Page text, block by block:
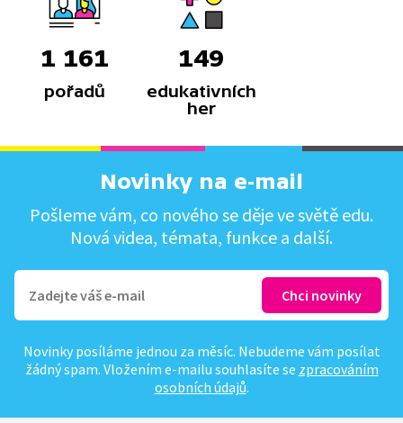
1 161
pořadů
149
edukativních
her
Novinky na e-mail
Pošleme vám, co nového se děje ve světě edu.
Nová videa, témata, funkce a další.
Novinky posíláme jednou za měsíc. Nebudeme vám posílat
žádný spam. Vložením e-mailu souhlasíte se zpracováním
osobních údajů.